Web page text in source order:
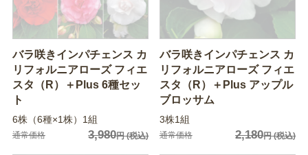
バラ咲きインパチェンス カ
リフォルニアローズ フィエ
スタ（R）＋Plus 6種セッ
ト
6株（6種×1株）1組
通常価格 3,980円(税込)
バラ咲きインパチェンス カ
リフォルニアローズ フィエ
スタ（R）＋Plus アップル
ブロッサム
3株1組
通常価格 2,180円(税込)